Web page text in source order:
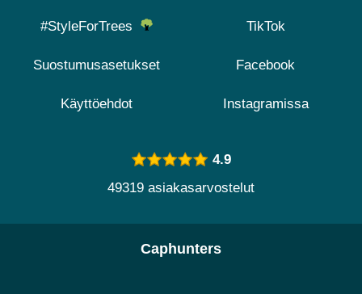
#StyleForTrees
Suostumusasetukset
Käyttöehdot
TikTok
Facebook
Instagramissa
4.9
49319 asiakasarvostelut
Caphunters